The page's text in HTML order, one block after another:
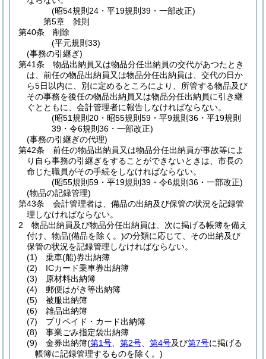
(昭54規則24・平19規則39・一部改正)
第5章
雑則
第40条
削除
(平元規則33)
(事務の引継ぎ)
第41条
物品出納員又は物品分任出納員の交代があつたとき
は、前任の物品出納員又は物品分任出納員は、交代の日か
ら5日以内に、別に定めるところにより、所管する物品及び
その事務を後任の物品出納員又は物品分任出納員に引き継
ぐとともに、会計管理者に報告しなければならない。
(昭51規則20・昭55規則59・平9規則36・平19規則
39・令6規則36・一部改正)
(事務の引継ぎの代理)
第42条
前任の物品出納員又は物品分任出納員が事故等によ
り自ら事務の引継ぎをすることができないときは、市長の
命じた職員がその手続をしなければならない。
(昭55規則59・平19規則39・令6規則36・一部改正)
(物品の記録管理)
第43条
会計管理者は、備品の出納及び保管の状況を記録管
理しなければならない。
2
物品出納員及び物品分任出納員は、次に掲げる帳簿を備え
付け、物品(備品を除く。)の分類に応じて、その出納及び
保管の状況を記録管理しなければならない。
(1)
乗車(船)券出納簿
(2)
ICカード乗車券出納簿
(3)
原材料出納簿
(4)
郵便はがき等出納簿
(5)
被服出納簿
(6)
雑品出納簿
(7)
プリペイド・カード出納簿
(8)
事業ごみ指定袋出納簿
(9)
金券出納簿(第1号 第2号 第4号及び第7号に掲げる
帳簿に記録管理するものを除く。)